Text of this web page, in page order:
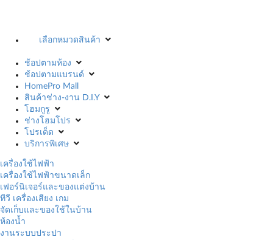
เลือกหมวดสินค้า
ช้อปตามห้อง
ช้อปตามแบรนด์
HomePro Mall
สินค้าช่าง-งาน D.I.Y
โฮมกูรู
ช่างโฮมโปร
โปรเด็ด
บริการพิเศษ
เครื่องใช้ไฟฟ้า
เครื่องใช้ไฟฟ้าขนาดเล็ก
เฟอร์นิเจอร์และของแต่งบ้าน
ทีวี เครื่องเสียง เกม
จัดเก็บและของใช้ในบ้าน
ห้องน้ำ
งานระบบประปา